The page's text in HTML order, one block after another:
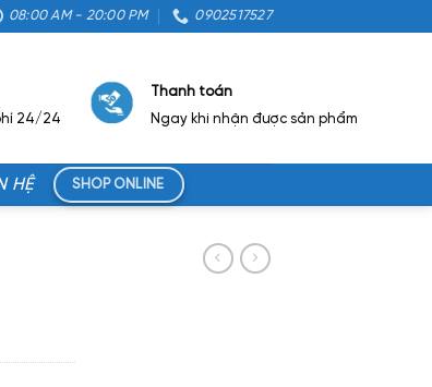
08:00 AM - 20:00 PM 0902517527
24/24
Thanh toán
Ngay khi nhận được sản phẩm
HỆ SHOP ONLINE